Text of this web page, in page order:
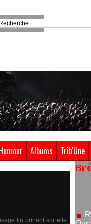
Humour Albums Trib'Une
fin portant sur elle